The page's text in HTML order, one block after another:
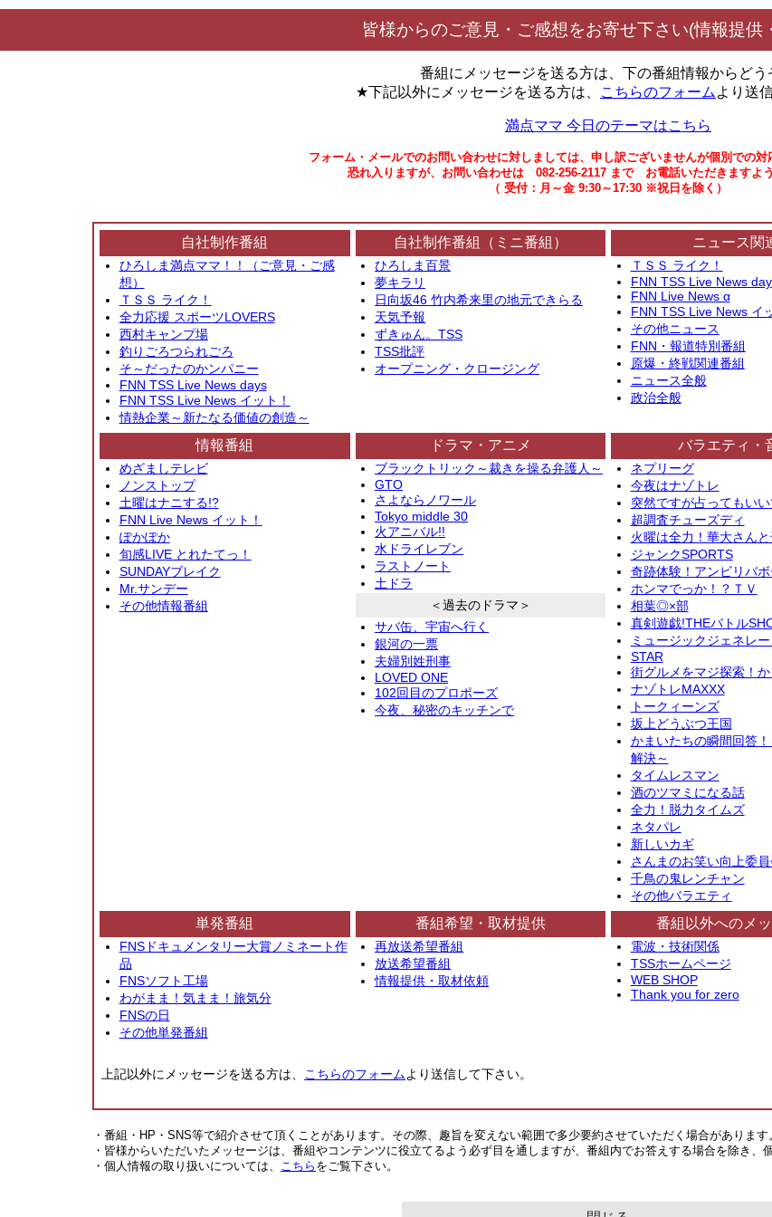
皆様からのご意見・ご感想をお寄せ下さい(情報提供
番組にメッセージを送る方は、下の番組情報からどう
★下記以外にメッセージを送る方は、
こちらのフォーム より送
満点ママ 今日のテーマはこちら
フォーム・メールでのお問い合わせに対しましては、申し訳ございませんが個別での対
恐れ入りますが、お問い合わせは 082-256-2117 まで お電話いただきますよう
（ 受付：月～金 9:30～17:30 ※祝日を除く）
自社制作番組
ひろしま満点ママ！！（ご意見・ご感
想）
ＴＳＳ ライク！
全力応援 スポーツLOVERS
西村キャンプ場
釣りごろつられごろ
そ～だったのかンパニー
FNN TSS Live News days
FNN TSS Live News イット！
情熱企業～新たなる価値の創造～
自社制作番組（ミニ番組）
ひろしま百景
夢キラリ
日向坂46 竹内希来里の地元できらる
天気予報
ずきゅん。TSS
TSS批評
オープニング・クロージング
ニュース関
ＴＳＳ ライク！
FNN TSS Live News
FNN Live News α
FNN TSS Live News イ
その他ニュース
FNN・報道特別番組
原爆・終戦関連番組
ニュース全般
政治全般
情報番組
めざましテレビ
ノンストップ
土曜はナニする!?
FNN Live News イット！
ぽかぽか
旬感LIVE とれたてっ！
SUNDAYブレイク
Mr.サンデー
その他情報番組
ドラマ・アニメ
ブラックトリック～裁きを操る弁護人～
GTO
さよならノワール
Tokyo middle 30
火アニバル!!
水ドライレブン
ラストノート
土ドラ
＜過去のドラマ＞
サバ缶、宇宙へ行く
銀河の一票
夫婦別姓刑事
LOVED ONE
102回目のプロポーズ
今夜、秘密のキッチンで
バラエティ・
ネプリーグ
今夜はナゾトレ
突然ですが占ってもい
超調査チューズディ
火曜は全力！華大さん
ジャンクSPORTS
奇跡体験！アンビリバボ
ホンマでっか！？ＴＶ
相葉◎×部
真剣遊戯!THEバトル
ミュージックジェネレ
STAR
街グルメをマジ探索！
ナゾトレMAXXX
トークィーンズ
坂上どうぶつ王国
かまいたちの瞬間回答
解決～
タイムレスマン
酒のツマミになる話
全力！脱力タイムズ
ネタパレ
新しいカギ
さんまのお笑い向上委
千鳥の鬼レンチャン
その他バラエティ
単発番組
FNSドキュメンタリー大賞ノミネート作
品
FNSソフト工場
わがまま！気まま！旅気分
FNSの日
その他単発番組
番組希望・取材提供
再放送希望番組
放送希望番組
情報提供・取材依頼
番組以外へのメ
電波・技術関係
TSSホームページ
WEB SHOP
Thank you for zero
上記以外にメッセージを送る方は、 こちらのフォームより送信して下さい。
・番組・HP・SNS等で紹介させて頂くことがあります。その際、趣旨を変えない範囲で多少要約させていただく場合があります
・皆様からいただいたメッセージは、番組やコンテンツに役立てるよう必ず目を通しますが、番組内でお答えする場合を除き、
・個人情報の取り扱いについては、
こちら をご覧下さい。